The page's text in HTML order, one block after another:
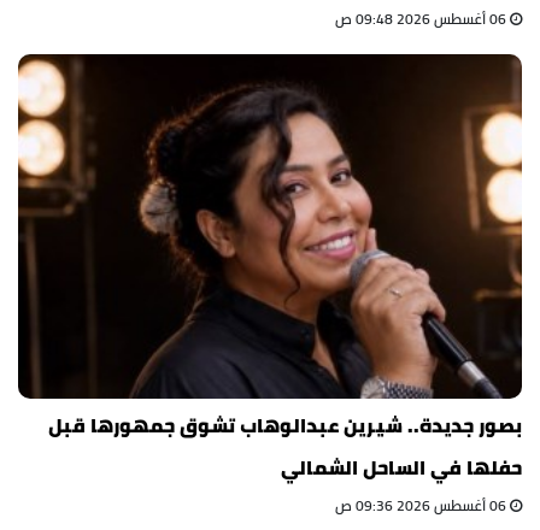
بصور جديدة.. شيرين عبدالوهاب تشوق جمهورها قبل
حفلها في الساحل الشمالي